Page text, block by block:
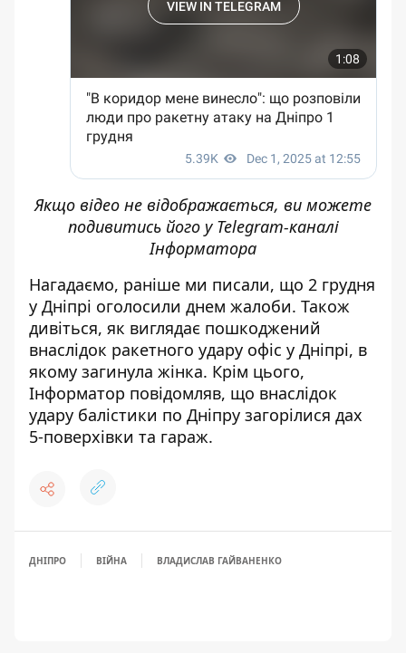
Якщо відео не відображається, ви можете
подивитись його у Telegram-каналі
Інформатора
Нагадаємо, раніше ми писали, що 2 грудня
у Дніпрі оголосили днем жалоби. Також
дивіться, як виглядає пошкоджений
внаслідок ракетного удару офіс у Дніпрі, в
якому загинула жінка. Крім цього,
Інформатор повідомляв, що внаслідок
удару балістики по Дніпру загорілися дах
5-поверхівки та гараж.
ДНІПРО ВІЙНА ВЛАДИСЛАВ ГАЙВАНЕНКО